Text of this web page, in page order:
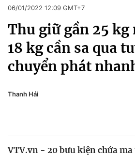
Chuyên mục
Chính trị
Xã hội
Pháp luật
Kinh tế
Thể thao
Truyền hình
Văn hóa - Giải trí
06/01/2022 12:09 GMT+7
Thu giữ gần 25 kg
18 kg cần sa qua
chuyển phát
Thanh Hải
VTV.vn - 20 bưu kiện chứa